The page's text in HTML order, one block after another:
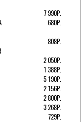
7 990Р.
680Р.
808Р.
2 050Р.
1 388Р.
5 190Р.
2 156Р.
2 800Р.
3 268Р.
729Р.